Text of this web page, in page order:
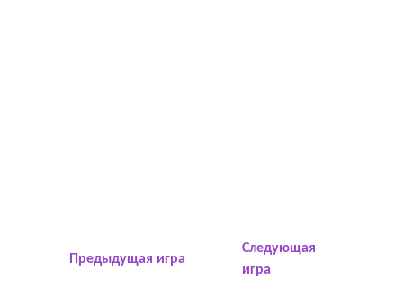
Предыдущая игра
Следующая
игра